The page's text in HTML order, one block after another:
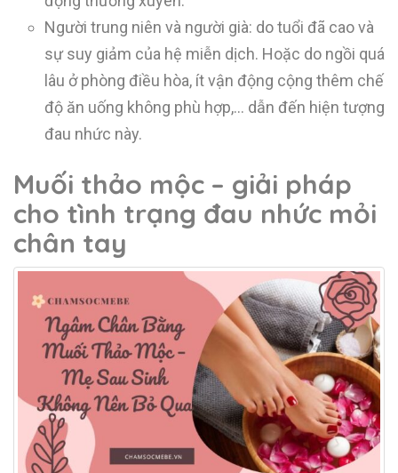
Người trung niên và người già: do tuổi đã cao và
sự suy giảm của hệ miễn dịch. Hoặc do ngồi quá
lâu ở phòng điều hòa, ít vận động cộng thêm chế
độ ăn uống không phù hợp,… dẫn đến hiện tượng
đau nhức này.
Muối thảo mộc – giải pháp
cho tình trạng đau nhức mỏi
chân tay